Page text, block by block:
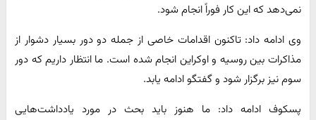
نمی‌دهد که این کار فوراً انجام شود.
وی ادامه داد: تاکنون اقدامات خاصی از جمله دو دور بسیار دشوار از
مذاکرات بین روسیه و اوکراین انجام شده است. ما انتظار داریم که دور
سوم نیز برگزار شود و گفتگو ادامه یابد.
پسکوف ادامه داد: ما هنوز باید بحث در مورد یادداشت‌هایی